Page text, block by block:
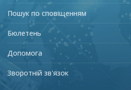
Пошук по сповіщенням
Бюлетень
Допомога
Зворотній зв'язок